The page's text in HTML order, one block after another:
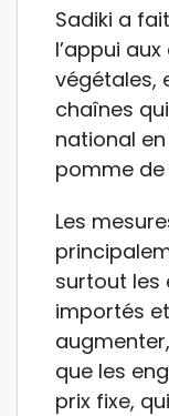
Sadiki a
l’appui
végétales,
chaînes
national
pomme de
Les
surtout les
importés
que les
prix fixe,